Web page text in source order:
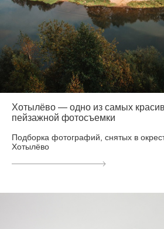
Хотылёво — одно из самых
пейзажной фотосъемки
Подборка фотографий, снятых в
Хотылёво